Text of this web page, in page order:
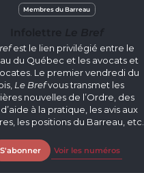
Membres du Barreau
est le lien privilégié entre le
du Québec et les avocats et
Le premier vendredi du
Le Brefvous transmet les
nouvelles de l’Ordre, des
à la pratique, les avis aux
les positions du Barreau, etc.
S'abonner Voir les numéros